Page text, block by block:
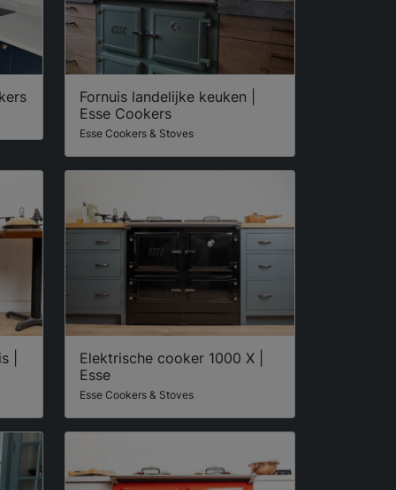
Fornuis landelijke keuken |
Esse Cookers
Esse Cookers & Stoves
|
Elektrische cooker 1000 X |
Esse
Esse Cookers & Stoves